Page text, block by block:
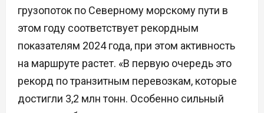
грузопоток по Северному морскому пути в
этом году соответствует рекордным
показателям 2024 года, при этом активность
на маршруте растет. «В первую очередь это
рекорд по транзитным перевозкам, которые
достигли 3,2 млн тонн. Особенно сильный